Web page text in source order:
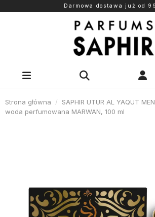
Darmowa dostawa już od
Strona główna
SAPHIR UTUR AL YAQUT
woda perfumowana MARWAN, 100 ml